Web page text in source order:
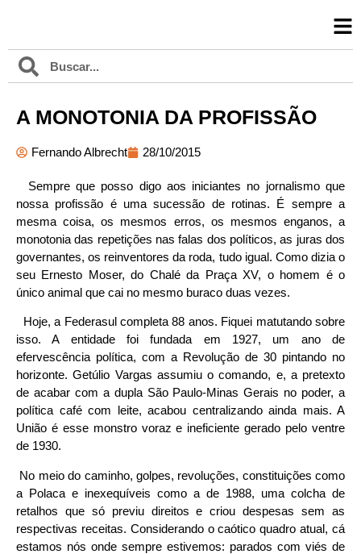
A MONOTONIA DA PROFISSÃO
Fernando Albrecht 28/10/2015
Sempre que posso digo aos iniciantes no jornalismo que
nossa profissão é uma sucessão de rotinas. É sempre a
mesma coisa, os mesmos erros, os mesmos enganos, a
monotonia das repetições nas falas dos políticos, as juras dos
governantes, os reinventores da roda, tudo igual. Como dizia o
seu Ernesto Moser, do Chalé da Praça XV, o homem é o
único animal que cai no mesmo buraco duas vezes.
Hoje, a Federasul completa 88 anos. Fiquei matutando sobre
isso. A entidade foi fundada em 1927, um ano de
efervescência política, com a Revolução de 30 pintando no
horizonte. Getúlio Vargas assumiu o comando, e, a pretexto
de acabar com a dupla São Paulo-Minas Gerais no poder, a
política café com leite, acabou centralizando ainda mais. A
União é esse monstro voraz e ineficiente gerado pelo ventre
de 1930.
No meio do caminho, golpes, revoluções, constituições como
a Polaca e inexequíveis como a de 1988, uma colcha de
retalhos que só previu direitos e criou despesas sem as
respectivas receitas. Considerando o caótico quadro atual, cá
estamos nós onde sempre estivemos: parados com viés de